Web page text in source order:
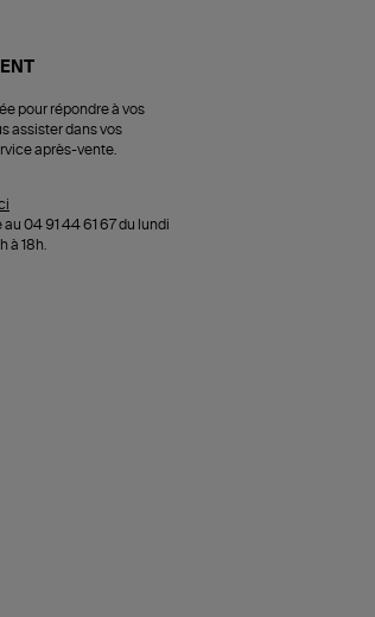
pour répondre à vos
assister dans vos
après-vente.
04 91 44 61 67 du lundi
à 18h.